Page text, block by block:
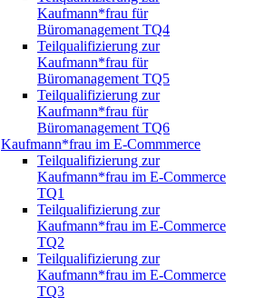
Kaufmann*frau für
Büromanagement TQ4
Teilqualifizierung zur
Kaufmann*frau für
Büromanagement TQ5
Teilqualifizierung zur
Kaufmann*frau für
Büromanagement TQ6
Kaufmann*frau im E-Commmerce
Teilqualifizierung zur
Kaufmann*frau im E-Commerce
TQ1
Teilqualifizierung zur
Kaufmann*frau im E-Commerce
TQ2
Teilqualifizierung zur
Kaufmann*frau im E-Commerce
TQ3